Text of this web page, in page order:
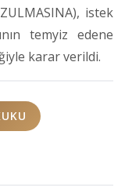
istek
temyiz edene
karar verildi.